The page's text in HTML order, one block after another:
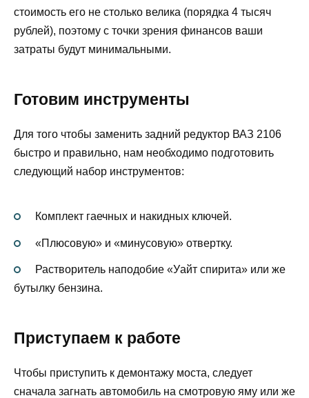
стоимость его не столько велика (порядка 4 тысяч
рублей), поэтому с точки зрения финансов ваши
затраты будут минимальными.
Готовим инструменты
Для того чтобы заменить задний редуктор ВАЗ 2106
быстро и правильно, нам необходимо подготовить
следующий набор инструментов:
Комплект гаечных и накидных ключей.
«Плюсовую» и «минусовую» отвертку.
Растворитель наподобие «Уайт спирита» или же
бутылку бензина.
Приступаем к работе
Чтобы приступить к демонтажу моста, следует
сначала загнать автомобиль на смотровую яму или же